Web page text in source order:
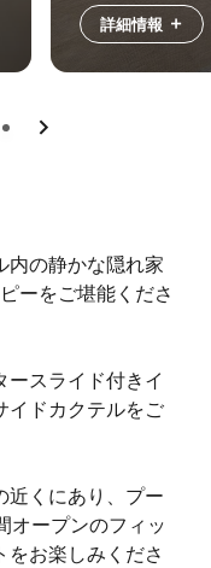
詳細情報
次へ
内の静かな隠れ家
ーをご堪能くださ
ースライド付きイ
イドカクテルをご
近くにあり、プー
オープンのフィッ
をお楽しみくださ